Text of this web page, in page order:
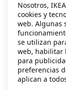
Nosotros,
cookies y
web. Algunas
se utilizan
web, habilitar
para
preferencias
aplican a